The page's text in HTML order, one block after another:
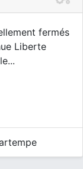
fermés
Liberte